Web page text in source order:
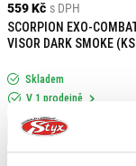
559 Kč s DPH
SCORPION EXO-
VISOR DARK SMOKE
Skladem
V 1 prodejně
Koupit